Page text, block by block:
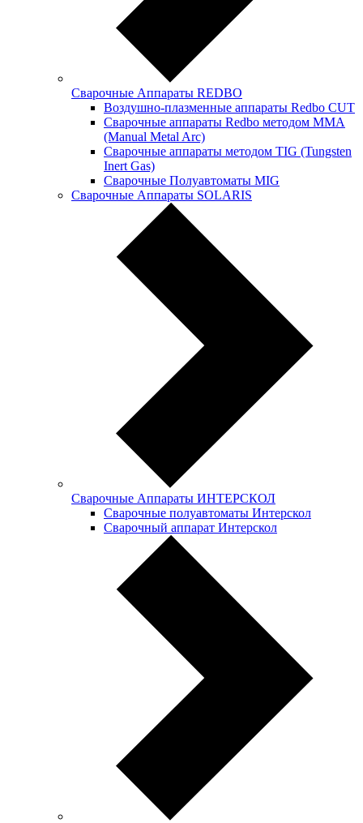
Сварочные Аппараты REDBO
Воздушно-плазменные аппараты Redbo CUT
Сварочные аппараты Redbo методом MMA
(Manual Metal Arc)
Сварочные аппараты методом TIG (Tungsten
Inert Gas)
Сварочные Полуавтоматы MIG
Сварочные Аппараты SOLARIS
Сварочные Аппараты ИНТЕРСКОЛ
Сварочные полуавтоматы Интерскол
Сварочный аппарат Интерскол